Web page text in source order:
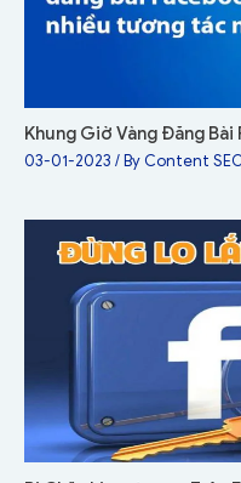
Khung Giờ Vàng Đăng
03-01-2023 / By Content